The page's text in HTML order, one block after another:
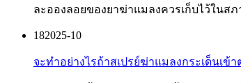
ละอองลอยของยาฆ่าแมลงควรเก็บไว้ใน
182025-10
จะทำอย่างไรถ้าสเปรย์ฆ่าแมลงกระเด็นเข้า